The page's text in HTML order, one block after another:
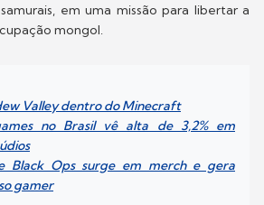
em uma missão para libertar a
mongol.
Valley dentro do Minecraft
no Brasil vê alta de 3,2% em
Black Ops surge em merch e gera
gamer